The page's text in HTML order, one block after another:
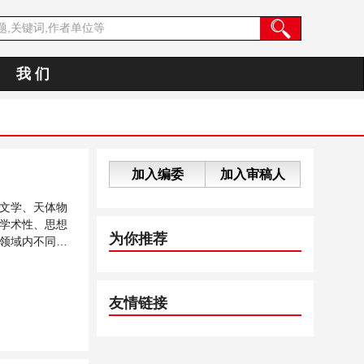
我 们
学、天体物
术性、思想
域内不同方
加入编委 加入审稿人
为你推荐
友情链接